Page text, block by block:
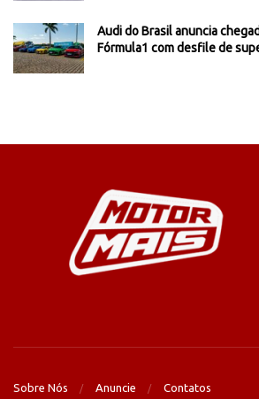
Audi do Brasil anuncia
Fórmula1 com desfile de
Sobre Nós Anuncie Contatos